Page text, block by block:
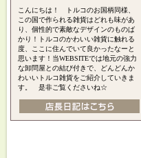
こんにちは！ トルコのお国柄同様、
この国で作られる雑貨はどれも味があ
り、個性的で素敵なデザインのものば
かり！トルコのかわいい雑貨に触れる
度、ここに住んでいて良かったなーと
思います！当WEBSITEでは地元の強力
な卸問屋との結び付きで、どんどんか
わいいトルコ雑貨をご紹介していきま
す。 是非ご覧くださいね☆